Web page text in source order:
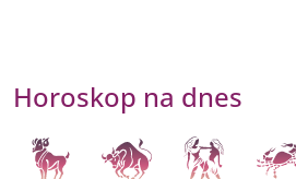
Horoskop na dnes